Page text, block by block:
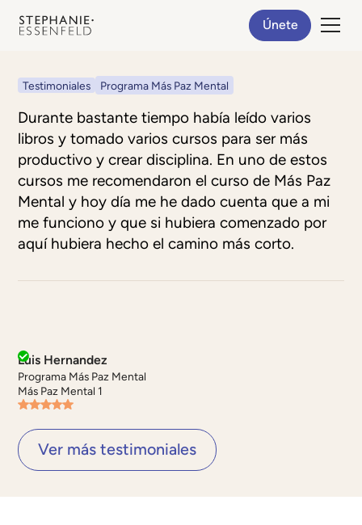
Únete
Testimoniales Programa Más Paz Mental
Durante bastante tiempo había leído varios
libros y tomado varios cursos para ser más
productivo y crear disciplina. En uno de estos
cursos me recomendaron el curso de Más Paz
Mental y hoy día me he dado cuenta que a mi
me funciono y que si hubiera comenzado por
aquí hubiera hecho el camino más corto.
Luis Hernandez
Programa Más Paz Mental
Más Paz Mental 1
Ver más testimoniales